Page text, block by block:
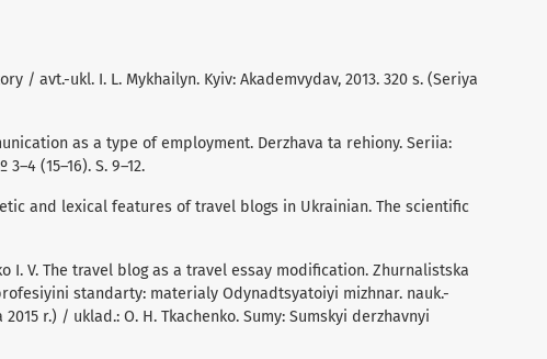
/ avt.-ukl. I. L. Mykhailyn. Kyiv: Akademvydav, 2013. 320 s. (Seriya
as a type of employment. Derzhava ta rehiony. Seriia:
(15–16). S. 9–12.
and lexical features of travel blogs in Ukrainian. The scientific
I. V. The travel blog as a travel essay modification. Zhurnalistska
standarty: materialy Odynadtsyatoiyi mizhnar. nauk.-
2015 r.) / uklad.: O. H. Tkachenko. Sumy: Sumskyi derzhavnyi